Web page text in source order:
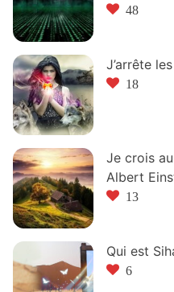
48
J’arrête
18
Je crois
Albert
13
Qui est
6